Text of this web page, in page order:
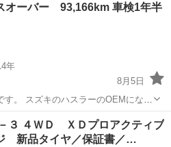
バー 93,166km 車検1年半
年
8月5日
す。 スズキのハスラーのOEMになり
３ ４ＷＤ ＸＤプロアクティブ
新品タイヤ／保証書／…